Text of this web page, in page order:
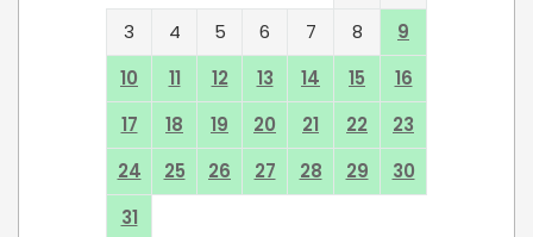
3 4 5 6 7 8
9
10
11 12 13 14 15
16
17
18 19 20 21 22
23
24
25 26 27 28 29
30
31